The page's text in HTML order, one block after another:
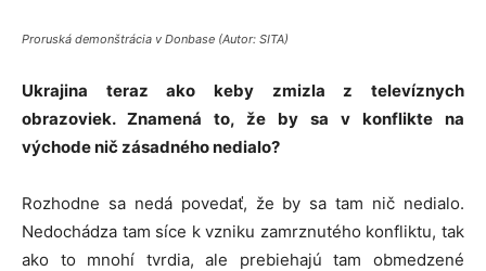
Proruská demonštrácia v Donbase (Autor: SITA)
Ukrajina teraz ako keby zmizla z televíznych
obrazoviek. Znamená to, že by sa v konflikte na
východe nič zásadného nedialo?
Rozhodne sa nedá povedať, že by sa tam nič nedialo.
Nedochádza tam síce k vzniku zamrznutého konfliktu, tak
ako to mnohí tvrdia, ale prebiehajú tam obmedzené